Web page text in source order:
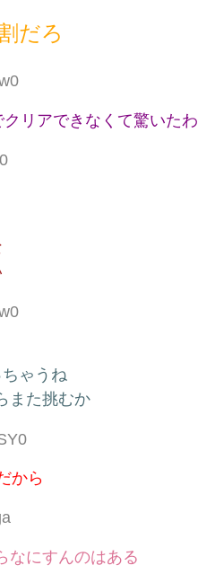
だろ
リアできなくて驚いたわ
ゃうね
また挑むか
から
なにすんのはある